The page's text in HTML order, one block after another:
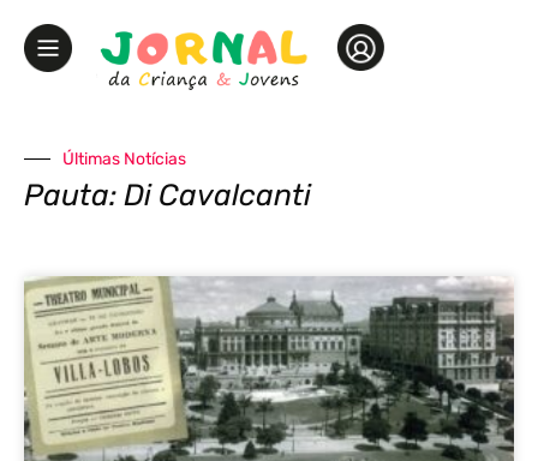
Últimas Notícias
Pauta: Di Cavalcanti